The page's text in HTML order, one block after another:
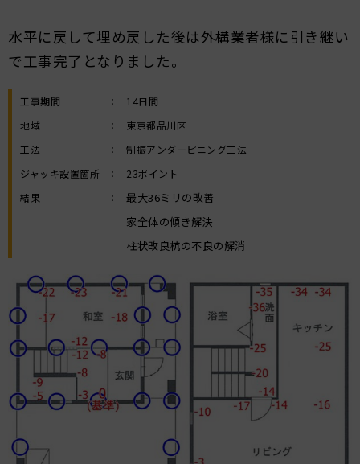
水平に戻して埋め戻した後は外構業者様に引き継い
で工事完了となりました。
工事期間 ：
14日間
地域
：
東京都品川区
工法
：
制振アンダーピニング工法
ジャッキ設置箇所
：
23ポイント
結果
：
最大36ミリの改善
家全体の傾き解決
柱状改良杭の不良の解消